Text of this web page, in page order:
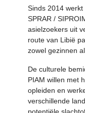
Sinds 2014
SPRAR /
asielzoekers uit
route van Libië
zowel gezinnen
De culturele
PIAM willen met
opleiden en
verschillende